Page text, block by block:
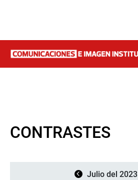
CONTRASTES
Julio del 2023